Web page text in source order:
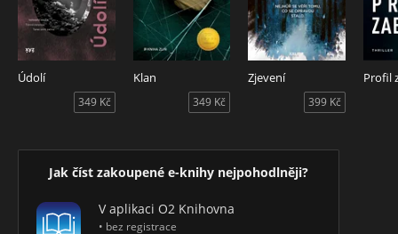
Údolí
349 Kč
Klan
349 Kč
Zjevení
399 Kč
Profil
Jak číst zakoupené e-knihy nejpohodlněji?
V aplikaci O2 Knihovna
• bez registrace